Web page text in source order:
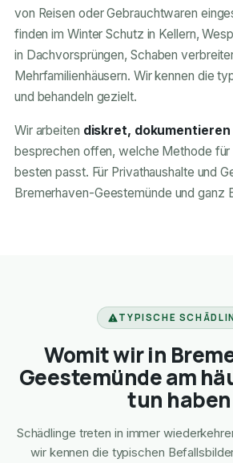
von Reisen oder Gebrauchtwaren
finden im Winter Schutz in Kellern,
in Dachvorsprüngen, Schaben
Mehrfamilienhäusern. Wir kennen die
und behandeln gezielt.
Wir arbeiten diskret, dokumentieren
besprechen offen, welche Methode für
besten passt. Für Privathaushalte und
Bremerhaven-Geestemünde und ganz
TYPISCHE
Womit wir in
Geestemünde am
tun haben
Schädlinge treten in immer
wir kennen die typischen